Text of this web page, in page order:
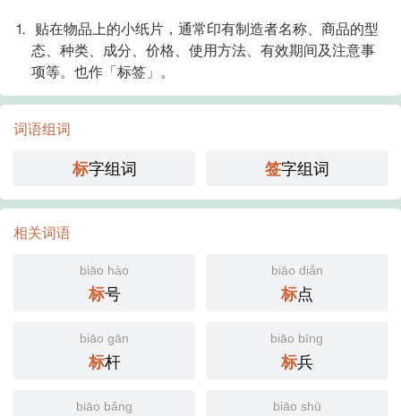
⒈ 贴在物品上的小纸片，通常印有制造者名称、商品的型
态、种类、成分、价格、使用方法、有效期间及注意事
项等。也作「标签」。
词语组词
标字组词 签字组词
相关词语
biāo hào
标号
biāo diǎn
标点
biāo gān
标杆
biāo bīng
标兵
biāo bǎng biāo shū